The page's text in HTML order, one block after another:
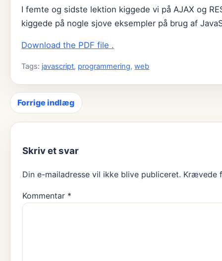
I femte og sidste lektion kiggede vi på AJAX og
kiggede på nogle sjove eksempler på brug af
Download the PDF file .
Tags: javascript, programmering,web
Indlægsnavigation
Forrige indlæg
Skriv et svar
Din e-mailadresse vil ikke blive publiceret. Krævede
Kommentar *